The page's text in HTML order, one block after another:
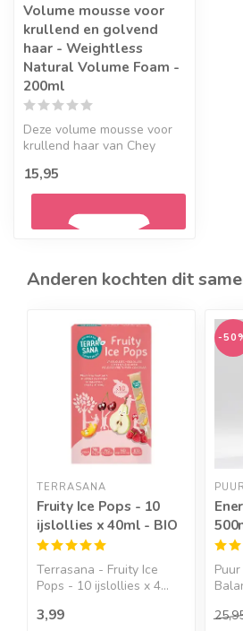
Volume mousse voor
krullend en golvend
haar - Weightless
Natural Volume Foam -
200ml
Deze volume mousse voor
krullend haar van Chey
krullen en...
15,95
Anderen kochten dit
TERRASANA
Fruity Ice Pops - 10
ijslollies x 40ml - BIO
Terrasana - Fruity Ice
Pops - 10 ijslollies x 4...
3,99
-